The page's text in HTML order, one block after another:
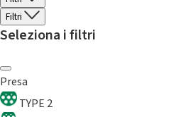
Filtri
Seleziona i filtri
Presa
TYPE 2